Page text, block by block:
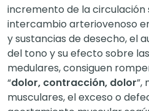
incremento de la circulación
intercambio arteriovenoso
y sustancias de desecho, el
del tono y su efecto sobre
medulares, consiguen
“dolor, contracción, dolor”,
musculares, el exceso o